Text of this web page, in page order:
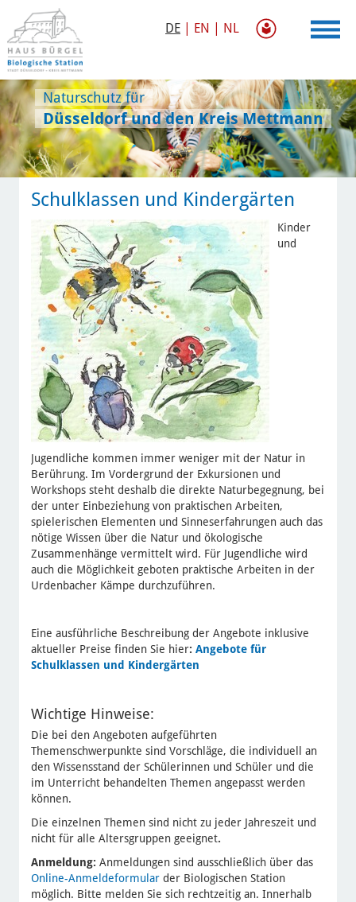
DE EN NL
Naturschutz für
Düsseldorf und den Kreis Mettmann
Schulklassen und Kindergärten
Kinder
und
Jugendliche kommen immer weniger mit der Natur in
Berührung. Im Vordergrund der Exkursionen und
Workshops steht deshalb die direkte Naturbegegnung, bei
der unter Einbeziehung von praktischen Arbeiten,
spielerischen Elementen und Sinneserfahrungen auch das
nötige Wissen über die Natur und ökologische
Zusammenhänge vermittelt wird. Für Jugendliche wird
auch die Möglichkeit geboten praktische Arbeiten in der
Urdenbacher Kämpe durchzuführen.
Eine ausführliche Beschreibung der Angebote inklusive
aktueller Preise finden Sie hier: Angebote für
Schulklassen und Kindergärten
Wichtige Hinweise:
Die bei den Angeboten aufgeführten
Themenschwerpunkte sind Vorschläge, die individuell an
den Wissensstand der Schülerinnen und Schüler und die
im Unterricht behandelten Themen angepasst werden
können.
Die einzelnen Themen sind nicht zu jeder Jahreszeit und
nicht für alle Altersgruppen geeignet.
Anmeldung: Anmeldungen sind ausschließlich über das
Online-Anmeldeformularder Biologischen Station
möglich. Bitte melden Sie sich rechtzeitig an. Innerhalb